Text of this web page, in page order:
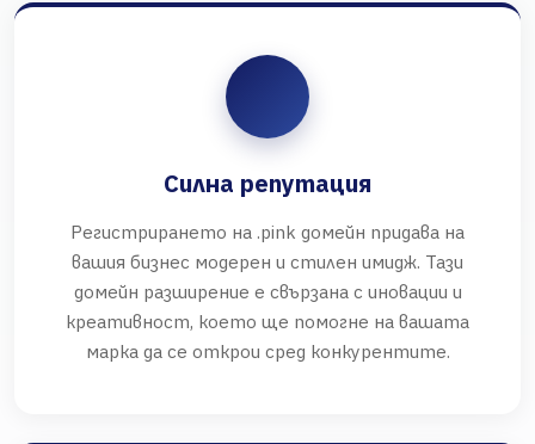
Силна репутация
Регистрирането на .pink домейн придава на
вашия бизнес модерен и стилен имидж. Тази
домейн разширение е свързана с иновации и
креативност, което ще помогне на вашата
марка да се открои сред конкурентите.